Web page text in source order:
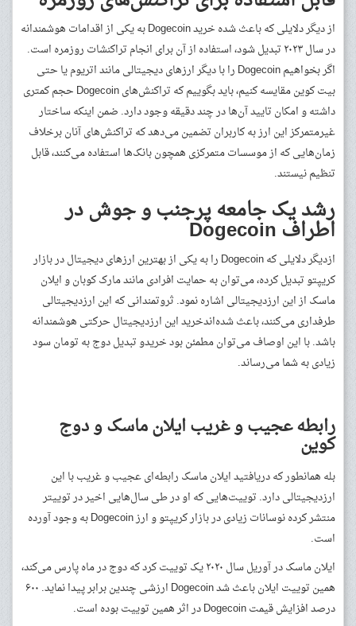
از دیگر دلایلی که باعث شده خرید Dogecoin به یکی از اقدامات هوشمندانه
در سال ۲۰۲۳ تبدیل شود، استفاده از آن برای انجام تراکنشات روزمره است.
اگر بخواهیم Dogecoin را با دیگر ارزهای دیجیتالی مانند اتریوم یا حتی
بیت کوین مقایسه کنیم، باید بگوییم که تراکنش‌های Dogecoin حجم کمتری
داشته و امکان تایید آن‌ها در چند دقیقه وجود دارد. ضمن اینکه ساختار
غیرمتمرکز این ارز به کاربران تضمین می‌دهد که تراکنش‌های آنان برخلاف
زمان‌هایی که از موسسات متمرکزی همچون بانک‌ها استفاده می‌کنند، قابل
تنظیم نیستند.
رشد یک جامعه پرجنب و جوش در
اطراف Dogecoin
ازدیگر دلایلی که Dogecoin را به یکی از بهترین ارزهای دیجیتال در بازار
کریپتو تبدیل کرده، می‌توان به حمایت افرادی مانند مارک کوبان و ایلان
ماسک از این ارزدیجیتالی اشاره نمود. ثروتمندانی که این ارزدیجیتالی
طرفداری می‌کنند، باعث شده‌اندخرید این ارزدیجیتال حرکتی هوشمندانه
باشد. با این اوصاف می‌توان مطمئن بود خریدو تبدیل دوج به تومان سود
زیادی به شما می‌رساند.
رابطه عجیب و غریب ایلان ماسک و دوج
کوین
بله همانطور که دریافتید ایلان ماسک رابطه‌ای عجیب و غریب با این
ارزدیجیتالی دارد. توییت‌هایی که او در طی سال‌هایی اخیر در توییتر
منتشر کرده نوسانات زیادی در بازار کریپتو و ارز Dogecoin به وجود آورده
است.
ایلان ماسک در آوریل سال ۲۰۲۰ یک توییت کرد که دوج در ماه پارس می‌کند،
همین توییت ایلان باعث شد Dogecoin ارزشی چندین برابر پیدا نماید. ۶۰۰
درصد افزایش قیمت Dogecoin در اثر همین توییت بوده است.